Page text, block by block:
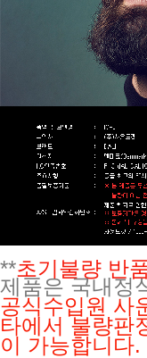
**초기불량 반
제품은 국내정
공식수입원사
타에서 불량판
이 가능합니다.